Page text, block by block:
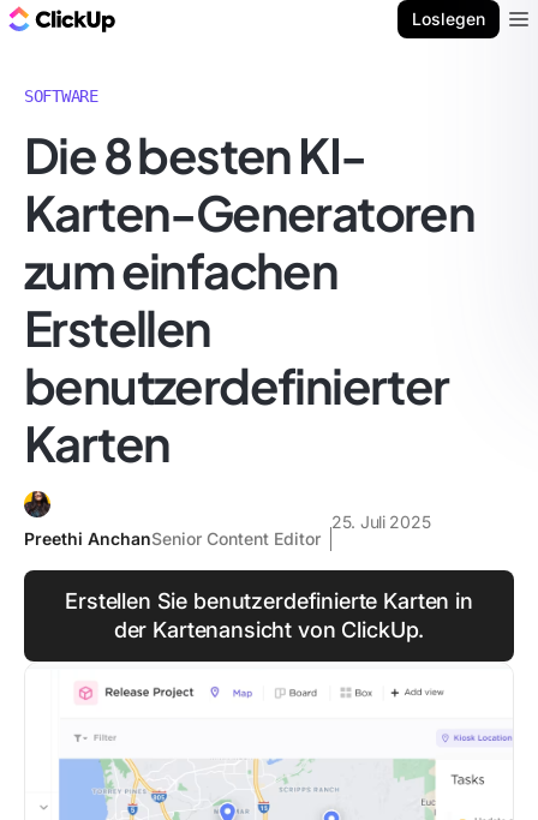
Loslegen
SOFTWARE
Die 8 besten KI-
Karten-Generatoren
zum einfachen
Erstellen
benutzerdefinierter
Karten
Preethi AnchanSenior Content Editor
25. Juli 2025
Erstellen Sie benutzerdefinierte Karten in
der Kartenansicht von ClickUp.